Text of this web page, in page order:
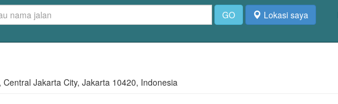
GO Lokasi saya
Jakarta City, Jakarta 10420, Indonesia